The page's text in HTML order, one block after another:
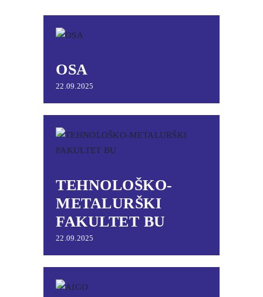
OSA
22.09.2025
TEHNOLOŠKO-
METALURŠKI
FAKULTET BU
22.09.2025